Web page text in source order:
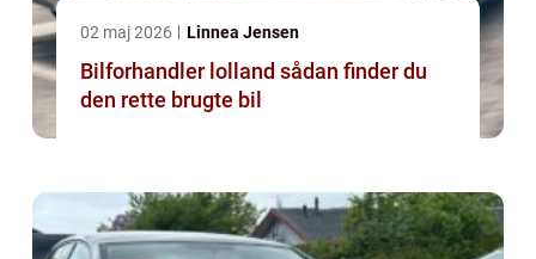
02 maj 2026 Linnea Jensen
Bilforhandler lolland sådan finder du
den rette brugte bil